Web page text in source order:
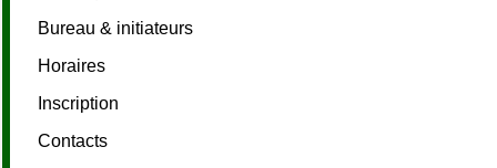
Bureau & initiateurs
Horaires
Inscription
Contacts